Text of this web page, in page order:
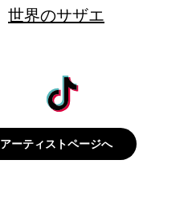
世界のサザエ
アーティストページへ